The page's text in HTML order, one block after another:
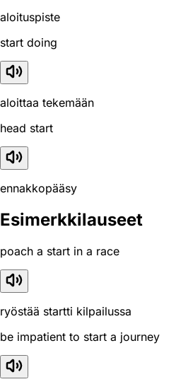
aloituspiste
start doing
aloittaa tekemään
head start
ennakkopääsy
Esimerkkilauseet
poach a start in a race
ryöstää startti kilpailussa
be impatient to start a journey